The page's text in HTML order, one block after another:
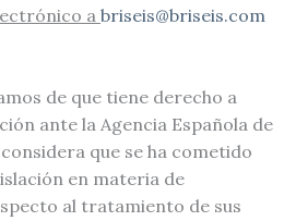
a briseis@briseis.com
de que tiene derecho a
ante la Agencia Española de
que se ha cometido
en materia de
al tratamiento de sus